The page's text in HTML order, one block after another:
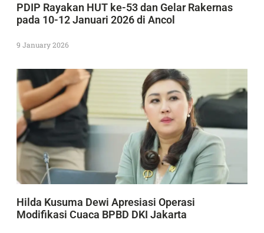
PDIP Rayakan HUT ke-53 dan Gelar Rakernas
pada 10-12 Januari 2026 di Ancol
9 January 2026
Hilda Kusuma Dewi Apresiasi Operasi
Modifikasi Cuaca BPBD DKI Jakarta